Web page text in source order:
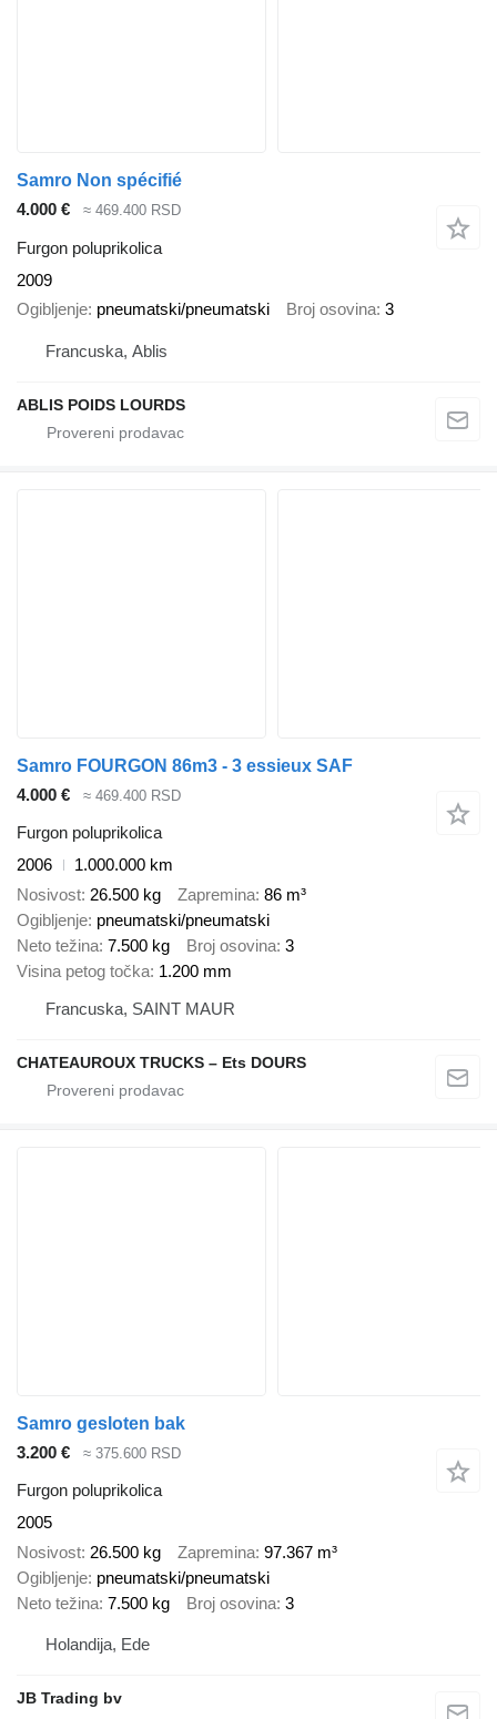
Samro Non spécifié
4.000 €
≈ 469.400 RSD
Furgon poluprikolica
2009
Ogibljenje pneumatski/pneumatski Broj osovina 3
Francuska, Ablis
ABLIS POIDS LOURDS
Samro FOURGON 86m3 - 3 essieux SAF
4.000 €
≈ 469.400 RSD
Furgon poluprikolica
2006
1.000.000 km
Nosivost 26.500 kg Zapremina 86 m³
Ogibljenje pneumatski/pneumatski
Neto težina 7.500 kg Broj osovina 3
Visina petog točka 1.200 mm
Francuska, SAINT MAUR
CHATEAUROUX TRUCKS – Ets DOURS
Samro gesloten bak
3.200 €
≈ 375.600 RSD
Furgon poluprikolica
2005
Nosivost 26.500 kg Zapremina 97.367 m³
Ogibljenje pneumatski/pneumatski
Neto težina 7.500 kg Broj osovina 3
Holandija, Ede
JB Trading bv